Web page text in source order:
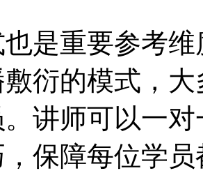
是重要参考
衍的模式，
讲师可以一
保障每位学